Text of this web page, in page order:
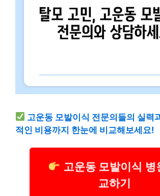
고운동 모발이식 전문의들의 실력
적인 비용까지 한눈에 비교해보세요!
고운동 모발이식 병
교하기